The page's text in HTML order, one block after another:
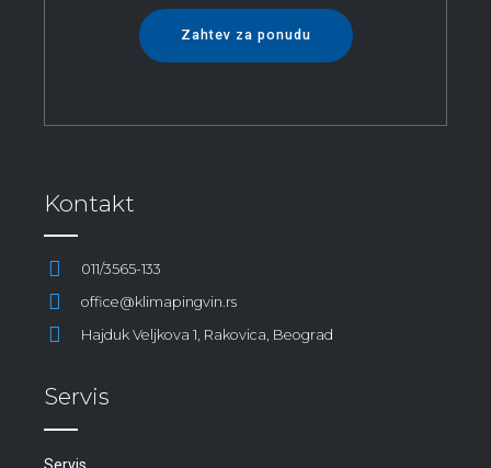
Zahtev za ponudu
Kontakt
011/3565-133
office@klimapingvin.rs
Hajduk Veljkova 1, Rakovica, Beograd
Servis
Servis